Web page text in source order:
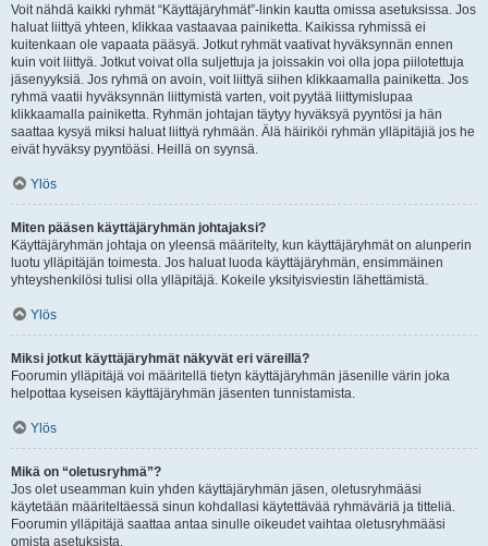
Voit nähdä kaikki ryhmät “Käyttäjäryhmät”-linkin kautta omissa asetuksissa. Jos
haluat liittyä yhteen, klikkaa vastaavaa painiketta. Kaikissa ryhmissä ei
kuitenkaan ole vapaata pääsyä. Jotkut ryhmät vaativat hyväksynnän ennen
kuin voit liittyä. Jotkut voivat olla suljettuja ja joissakin voi olla jopa piilotettuja
jäsenyyksiä. Jos ryhmä on avoin, voit liittyä siihen klikkaamalla painiketta. Jos
ryhmä vaatii hyväksynnän liittymistä varten, voit pyytää liittymislupaa
klikkaamalla painiketta. Ryhmän johtajan täytyy hyväksyä pyyntösi ja hän
saattaa kysyä miksi haluat liittyä ryhmään. Älä häiriköi ryhmän ylläpitäjiä jos he
eivät hyväksy pyyntöäsi. Heillä on syynsä.
Ylös
Miten pääsen käyttäjäryhmän johtajaksi?
Käyttäjäryhmän johtaja on yleensä määritelty, kun käyttäjäryhmät on alunperin
luotu ylläpitäjän toimesta. Jos haluat luoda käyttäjäryhmän, ensimmäinen
yhteyshenkilösi tulisi olla ylläpitäjä. Kokeile yksityisviestin lähettämistä.
Ylös
Miksi jotkut käyttäjäryhmät näkyvät eri väreillä?
Foorumin ylläpitäjä voi määritellä tietyn käyttäjäryhmän jäsenille värin joka
helpottaa kyseisen käyttäjäryhmän jäsenten tunnistamista.
Ylös
Mikä on “oletusryhmä”?
Jos olet useamman kuin yhden käyttäjäryhmän jäsen, oletusryhmääsi
käytetään määriteltäessä sinun kohdallasi käytettävää ryhmäväriä ja titteliä.
Foorumin ylläpitäjä saattaa antaa sinulle oikeudet vaihtaa oletusryhmääsi
omista asetuksista.